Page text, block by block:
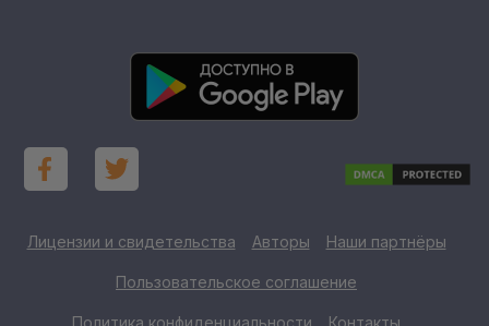
Лицензии и свидетельства Авторы Наши партнёры
Пользовательское соглашение
Политика конфиденциальности Контакты